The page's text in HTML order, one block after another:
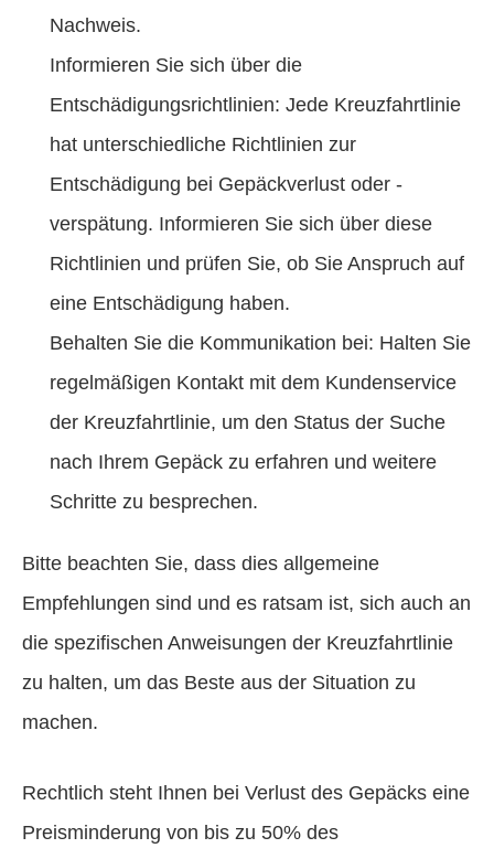
Nachweis.
Informieren Sie sich über die
Entschädigungsrichtlinien: Jede Kreuzfahrtlinie
hat unterschiedliche Richtlinien zur
Entschädigung bei Gepäckverlust oder -
verspätung. Informieren Sie sich über diese
Richtlinien und prüfen Sie, ob Sie Anspruch auf
eine Entschädigung haben.
Behalten Sie die Kommunikation bei: Halten Sie
regelmäßigen Kontakt mit dem Kundenservice
der Kreuzfahrtlinie, um den Status der Suche
nach Ihrem Gepäck zu erfahren und weitere
Schritte zu besprechen.
Bitte beachten Sie, dass dies allgemeine
Empfehlungen sind und es ratsam ist, sich auch an
die spezifischen Anweisungen der Kreuzfahrtlinie
zu halten, um das Beste aus der Situation zu
machen.
Rechtlich steht Ihnen bei Verlust des Gepäcks eine
Preisminderung von bis zu 50% des